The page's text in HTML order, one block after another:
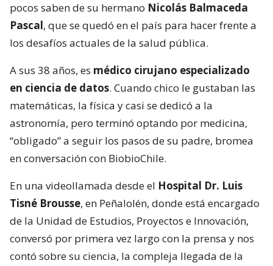
pocos saben de su hermano Nicolás Balmaceda
Pascal, que se quedó en el país para hacer frente a
los desafíos actuales de la salud pública.
A sus 38 años, es médico cirujano especializado
en ciencia de datos. Cuando chico le gustaban las
matemáticas, la física y casi se dedicó a la
astronomía, pero terminó optando por medicina,
“obligado” a seguir los pasos de su padre, bromea
en conversación con BiobioChile.
En una videollamada desde el Hospital Dr. Luis
Tisné Brousse, en Peñalolén, donde está encargado
de la Unidad de Estudios, Proyectos e Innovación,
conversó por primera vez largo con la prensa y nos
contó sobre su ciencia, la compleja llegada de la